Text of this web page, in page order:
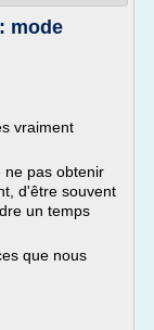
mode
vraiment
ne pas obtenir
d'être souvent
un temps
que nous